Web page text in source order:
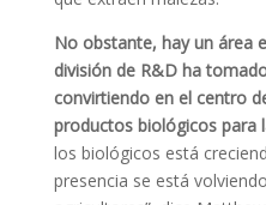
No obstante, hay un área
división de R&D ha
convirtiendo en el centro
productos biológicos para
los biológicos está
presencia se está